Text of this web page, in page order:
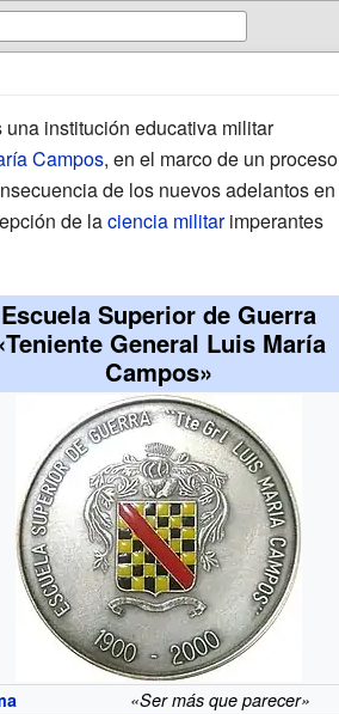
una institución educativa militar
Campos, en el marco de un proceso
de los nuevos adelantos en
de laciencia militarimperantes
Escuela Superior de Guerra
General Luis María
Campos»
«Ser más que parecer»